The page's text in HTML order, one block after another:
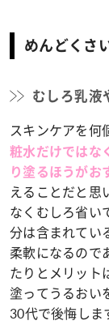
めんどくさ
むしろ乳液
スキンケアを何
粧水だけではな
り塗るほうがお
えることだと思
なくむしろ省い
分は含まれてい
柔軟になるので
たりとメリット
塗ってうるおい
30代で後悔しま